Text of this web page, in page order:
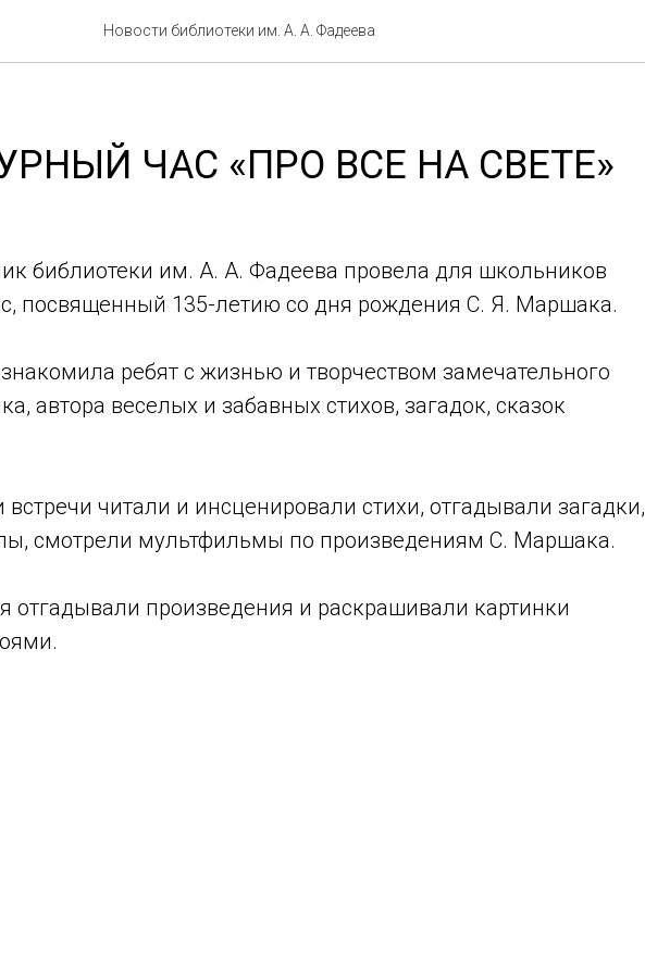
Новости библиотеки им. А. А. Фадеева
ЧАС «ПРО ВСЕ НА СВЕТЕ»
библиотеки им. А. А. Фадеева провела для школьников
посвященный 135-летию со дня рождения С. Я. Маршака.
ребят с жизнью и творчеством замечательного
автора веселых и забавных стихов, загадок, сказок
читали и инсценировали стихи, отгадывали загадки,
смотрели мультфильмы по произведениям С. Маршака.
отгадывали произведения и раскрашивали картинки